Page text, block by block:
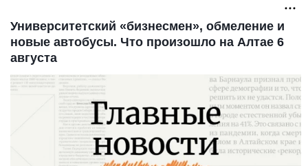
Университетский «бизнесмен», обмеление и
новые автобусы. Что произошло на Алтае 6
августа